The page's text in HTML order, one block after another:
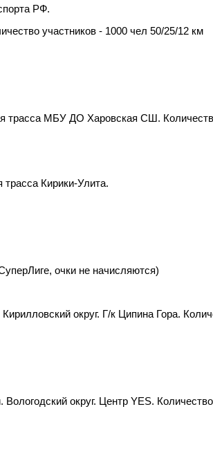
РФ.
участников - 1000 чел 50/25/12 км
трасса МБУ ДО Харовская СШ.
Кирики-Улита.
очки не начисляются)
округ. Г/к Ципина Гора.
округ. Центр YES.